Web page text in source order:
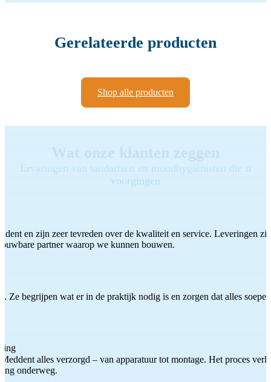
Gerelateerde producten
Shop alle producten
Ervaringen van tandartsen en mondhygiënisten die u
voorgingen
en zijn zeer tevreden over de kwaliteit en service. Leveringen
partner waarop we kunnen bouwen.
Ze begrijpen wat er in de praktijk nodig is en zorgen dat alles
alles verzorgd – van apparatuur tot montage. Het proces
onderweg.